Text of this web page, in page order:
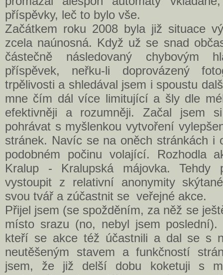
příspěvky, leč to bylo vše.
Začátkem roku 2008 byla již situace
zcela naúnosná. Když už se snad
částečně následovaný chybovým
příspěvek, neřku-li doprovázený
trpělivosti a shledával jsem i spoustu
mne čím dál více limitující a šly dle
efektivněji a rozumněji. Začal jsem
pohrávat s myšlenkou vytvoření
stránek. Navíc se na oněch stránkách i
podobném počinu volající. Rozhodla
Kralup - Kralupská májovka.
vystoupit z relativní anonymity
svou tvář a zúčastnit se veřejné akce.
Přijel jsem (se spožděním, za něž se
místo srazu (no, nebyl jsem
kteří se akce též účastnili a dal se s
neutěšeným stavem a funkčností
jsem, že již delší dobu koketuji s